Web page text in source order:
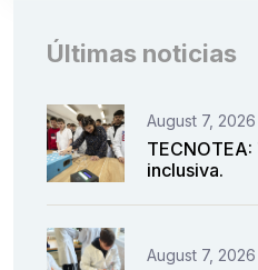
Últimas noticias
August 7, 2026
inclusiva.
August 7, 2026